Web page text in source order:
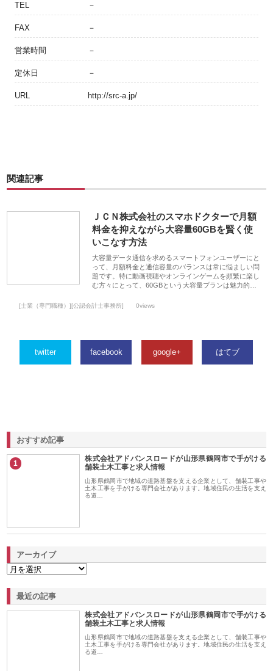
TEL －
FAX －
営業時間 －
定休日 －
URL http://src-a.jp/
関連記事
ＪＣＮ株式会社のスマホドクターで月額
料金を抑えながら大容量60GBを賢く使
いこなす方法
大容量データ通信を求めるスマートフォンユーザーにと
って、月額料金と通信容量のバランスは常に悩ましい問
題です。特に動画視聴やオンラインゲームを頻繁に楽し
む方々にとって、60GBという大容量プランは魅力的…
[士業（専門職種）][公認会計士事務所] 0views
twitter facebook google+ はてブ
おすすめ記事
1
株式会社アドバンスロードが山形県鶴岡市で手がける
舗装土木工事と求人情報
山形県鶴岡市で地域の道路基盤を支える企業として、舗装工事や
土木工事を手がける専門会社があります。地域住民の生活を支え
る道…
アーカイブ
最近の記事
株式会社アドバンスロードが山形県鶴岡市で手がける
舗装土木工事と求人情報
山形県鶴岡市で地域の道路基盤を支える企業として、舗装工事や
土木工事を手がける専門会社があります。地域住民の生活を支え
る道…